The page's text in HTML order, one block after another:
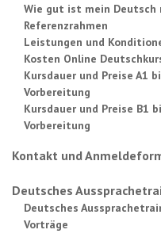
Wie gut ist mein Deutsch
Referenzrahmen
Leistungen und
Kosten Online
Kursdauer und Preise A1
Vorbereitung
Kursdauer und Preise B1
Vorbereitung
Kontakt und
Deutsches
Deutsches
Vorträge